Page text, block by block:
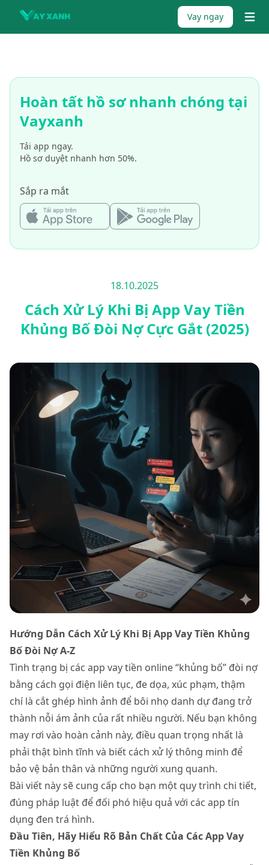
Skip to content
{%
Vay ngay
Hoàn tất hồ sơ nhanh chóng tại
Vayxanh
Tải app ngay.
Hồ sơ duyệt nhanh hơn 50%.
Sắp ra mắt
18.10.2025
Cách Xử Lý Khi Bị App Vay Tiền
Khủng Bố Đòi Nợ Cực Gắt (2025)
Hướng Dẫn Cách Xử Lý Khi Bị App Vay Tiền Khủng
Bố Đòi Nợ A-Z
Tình trạng bị các app vay tiền online “khủng bố” đòi nợ
bằng cách gọi điện liên tục, đe dọa, xúc phạm, thậm
chí là cắt ghép hình ảnh để bôi nhọ danh dự đang trở
thành nỗi ám ảnh của rất nhiều người. Nếu bạn không
may rơi vào hoàn cảnh này, điều quan trọng nhất là
phải thật bình tĩnh và biết cách xử lý thông minh để
bảo vệ bản thân và những người xung quanh.
Bài viết này sẽ cung cấp cho bạn một quy trình chi tiết,
đúng pháp luật để đối phó hiệu quả với các app tín
dụng đen trá hình.
Đầu Tiên, Hãy Hiểu Rõ Bản Chất Của Các App Vay
Tiền Khủng Bố